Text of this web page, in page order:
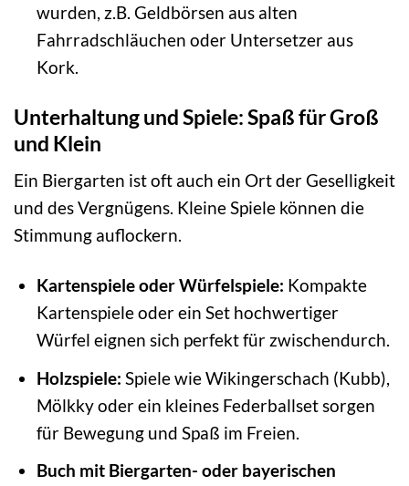
wurden, z.B. Geldbörsen aus alten
Fahrradschläuchen oder Untersetzer aus
Kork.
Unterhaltung und Spiele: Spaß für Groß
und Klein
Ein Biergarten ist oft auch ein Ort der Geselligkeit
und des Vergnügens. Kleine Spiele können die
Stimmung auflockern.
Kartenspiele oder Würfelspiele: Kompakte
Kartenspiele oder ein Set hochwertiger
Würfel eignen sich perfekt für zwischendurch.
Holzspiele: Spiele wie Wikingerschach (Kubb),
Mölkky oder ein kleines Federballset sorgen
für Bewegung und Spaß im Freien.
Buch mit Biergarten- oder bayerischen